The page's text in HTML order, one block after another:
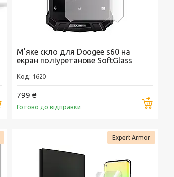
Купити
М'яке скло для Doogee s60 на
екран поліуретанове SoftGlass
1620
799 ₴
Готово до відправки
Expert Armor